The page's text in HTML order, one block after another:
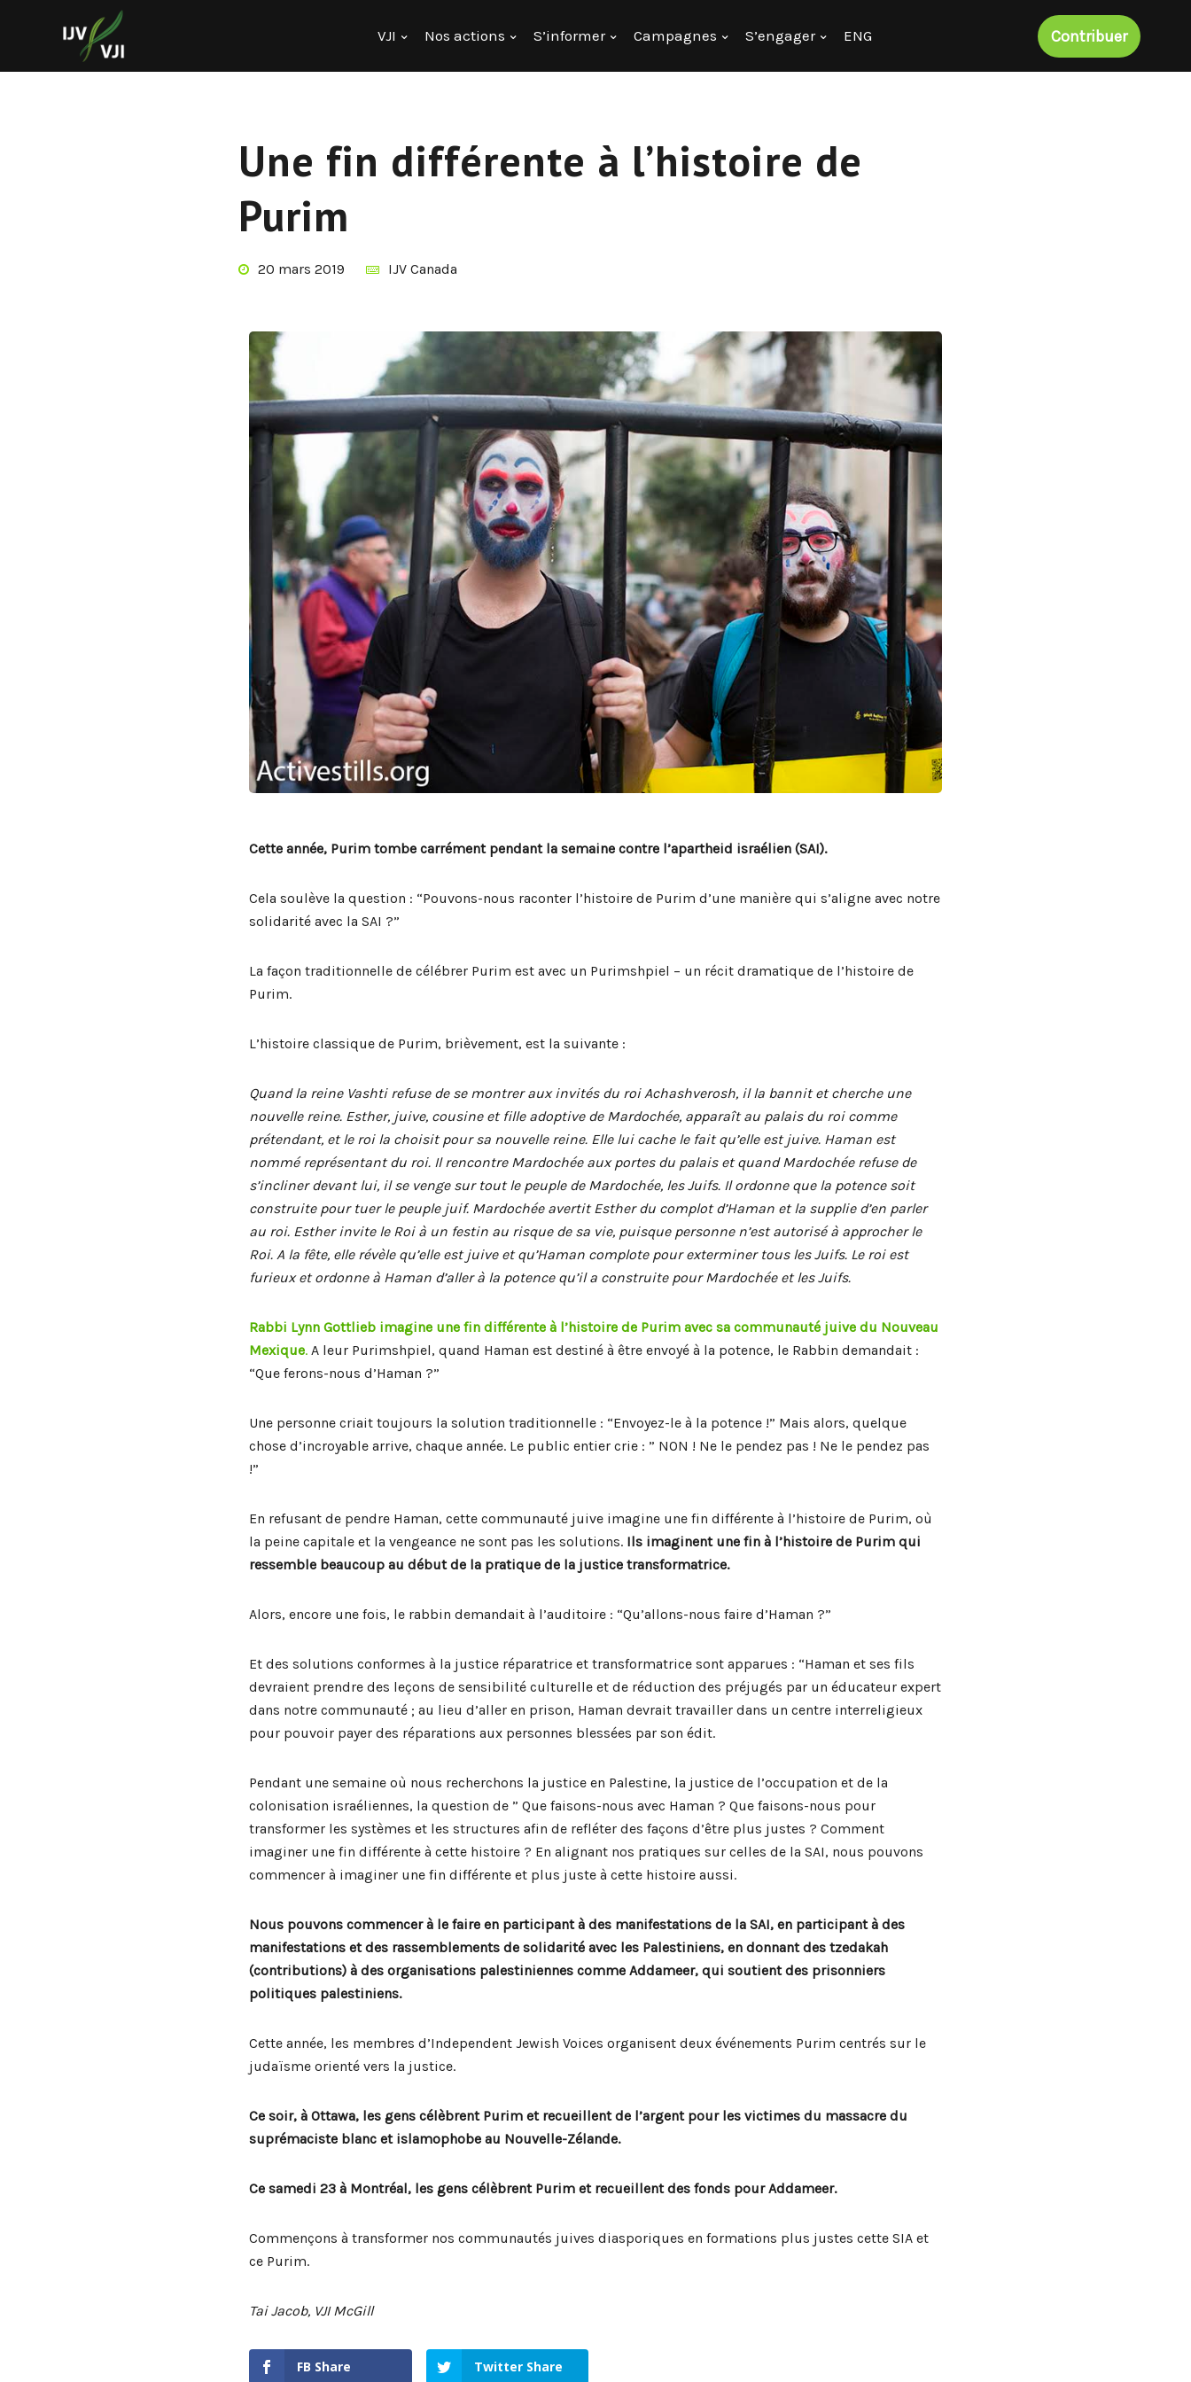
VJI Nos actions S’informer Campagnes S’engager ENG Contribuer
Une fin différente à l’histoire de
Purim
20 mars 2019 IJV Canada
Cette année, Purim tombe carrément pendant la semaine contre l’apartheid israélien (SAI).
Cela soulève la question : “Pouvons-nous raconter l’histoire de Purim d’une manière qui s’aligne avec notre
solidarité avec la SAI ?”
La façon traditionnelle de célébrer Purim est avec un Purimshpiel – un récit dramatique de l’histoire de
Purim.
L’histoire classique de Purim, brièvement, est la suivante :
Quand la reine Vashti refuse de se montrer aux invités du roi Achashverosh, il la bannit et cherche une
nouvelle reine. Esther, juive, cousine et fille adoptive de Mardochée, apparaît au palais du roi comme
prétendant, et le roi la choisit pour sa nouvelle reine. Elle lui cache le fait qu’elle est juive. Haman est
nommé représentant du roi. Il rencontre Mardochée aux portes du palais et quand Mardochée refuse de
s’incliner devant lui, il se venge sur tout le peuple de Mardochée, les Juifs. Il ordonne que la potence soit
construite pour tuer le peuple juif. Mardochée avertit Esther du complot d’Haman et la supplie d’en parler
au roi. Esther invite le Roi à un festin au risque de sa vie, puisque personne n’est autorisé à approcher le
Roi. A la fête, elle révèle qu’elle est juive et qu’Haman complote pour exterminer tous les Juifs. Le roi est
furieux et ordonne à Haman d’aller à la potence qu’il a construite pour Mardochée et les Juifs.
Rabbi Lynn Gottlieb imagine une fin différente à l’histoire de Purim avec sa communauté juive du Nouveau
Mexique. A leur Purimshpiel, quand Haman est destiné à être envoyé à la potence, le Rabbin demandait :
“Que ferons-nous d’Haman ?”
Une personne criait toujours la solution traditionnelle : “Envoyez-le à la potence !” Mais alors, quelque
chose d’incroyable arrive, chaque année. Le public entier crie : ” NON ! Ne le pendez pas ! Ne le pendez pas
!”
En refusant de pendre Haman, cette communauté juive imagine une fin différente à l’histoire de Purim, où
la peine capitale et la vengeance ne sont pas les solutions. Ils imaginent une fin à l’histoire de Purim qui
ressemble beaucoup au début de la pratique de la justice transformatrice.
Alors, encore une fois, le rabbin demandait à l’auditoire : “Qu’allons-nous faire d’Haman ?”
Et des solutions conformes à la justice réparatrice et transformatrice sont apparues : “Haman et ses fils
devraient prendre des leçons de sensibilité culturelle et de réduction des préjugés par un éducateur expert
dans notre communauté ; au lieu d’aller en prison, Haman devrait travailler dans un centre interreligieux
pour pouvoir payer des réparations aux personnes blessées par son édit.
Pendant une semaine où nous recherchons la justice en Palestine, la justice de l’occupation et de la
colonisation israéliennes, la question de ” Que faisons-nous avec Haman ? Que faisons-nous pour
transformer les systèmes et les structures afin de refléter des façons d’être plus justes ? Comment
imaginer une fin différente à cette histoire ? En alignant nos pratiques sur celles de la SAI, nous pouvons
commencer à imaginer une fin différente et plus juste à cette histoire aussi.
Nous pouvons commencer à le faire en participant à des manifestations de la SAI, en participant à des
manifestations et des rassemblements de solidarité avec les Palestiniens, en donnant des tzedakah
(contributions) à des organisations palestiniennes comme Addameer, qui soutient des prisonniers
politiques palestiniens.
Cette année, les membres d’Independent Jewish Voices organisent deux événements Purim centrés sur le
judaïsme orienté vers la justice.
Ce soir, à Ottawa, les gens célèbrent Purim et recueillent de l’argent pour les victimes du massacre du
suprémaciste blanc et islamophobe au Nouvelle-Zélande.
Ce samedi 23 à Montréal, les gens célèbrent Purim et recueillent des fonds pour Addameer.
Commençons à transformer nos communautés juives diasporiques en formations plus justes cette SIA et
ce Purim.
Tai Jacob, VJI McGill
FB Share Twitter Share